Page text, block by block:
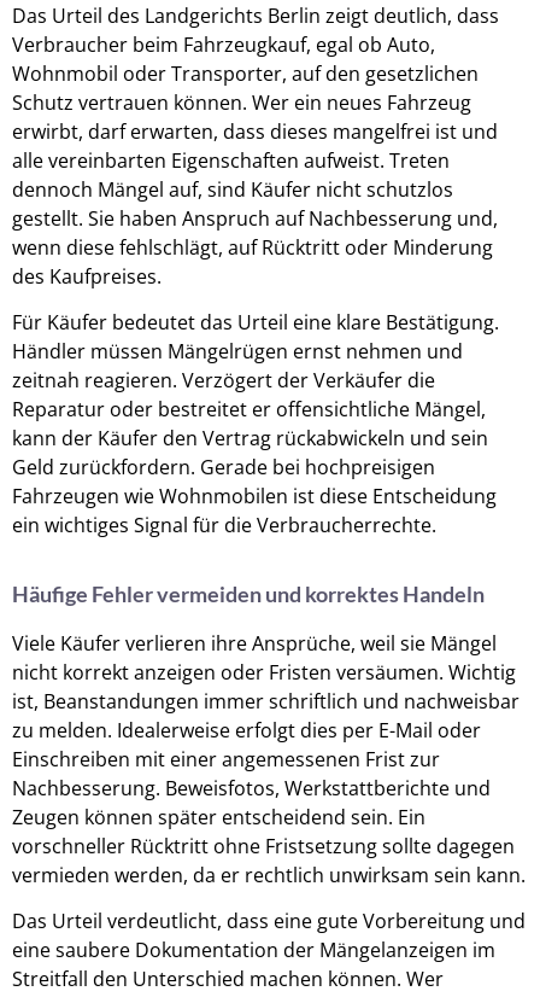
Das Urteil des Landgerichts Berlin zeigt deutlich, dass
Verbraucher beim Fahrzeugkauf, egal ob Auto,
Wohnmobil oder Transporter, auf den gesetzlichen
Schutz vertrauen können. Wer ein neues Fahrzeug
erwirbt, darf erwarten, dass dieses mangelfrei ist und
alle vereinbarten Eigenschaften aufweist. Treten
dennoch Mängel auf, sind Käufer nicht schutzlos
gestellt. Sie haben Anspruch auf Nachbesserung und,
wenn diese fehlschlägt, auf Rücktritt oder Minderung
des Kaufpreises.
Für Käufer bedeutet das Urteil eine klare Bestätigung.
Händler müssen Mängelrügen ernst nehmen und
zeitnah reagieren. Verzögert der Verkäufer die
Reparatur oder bestreitet er offensichtliche Mängel,
kann der Käufer den Vertrag rückabwickeln und sein
Geld zurückfordern. Gerade bei hochpreisigen
Fahrzeugen wie Wohnmobilen ist diese Entscheidung
ein wichtiges Signal für die Verbraucherrechte.
Häufige Fehler vermeiden und korrektes Handeln
Viele Käufer verlieren ihre Ansprüche, weil sie Mängel
nicht korrekt anzeigen oder Fristen versäumen. Wichtig
ist, Beanstandungen immer schriftlich und nachweisbar
zu melden. Idealerweise erfolgt dies per E-Mail oder
Einschreiben mit einer angemessenen Frist zur
Nachbesserung. Beweisfotos, Werkstattberichte und
Zeugen können später entscheidend sein. Ein
vorschneller Rücktritt ohne Fristsetzung sollte dagegen
vermieden werden, da er rechtlich unwirksam sein kann.
Das Urteil verdeutlicht, dass eine gute Vorbereitung und
eine saubere Dokumentation der Mängelanzeigen im
Streitfall den Unterschied machen können. Wer